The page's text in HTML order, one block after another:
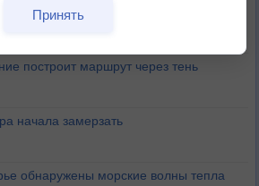
погода влияет на транспорт
построит маршрут через тень
начала замерзать
обнаружены морские волны тепла
Принять